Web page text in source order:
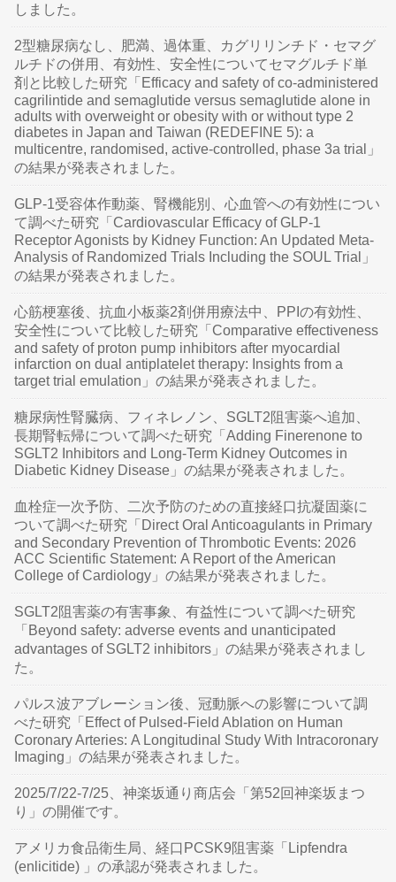
しました。
2型糖尿病なし、肥満、過体重、カグリリンチド・セマグ
ルチドの併用、有効性、安全性についてセマグルチド単
剤と比較した研究「Efficacy and safety of co-administered
cagrilintide and semaglutide versus semaglutide alone in
adults with overweight or obesity with or without type 2
diabetes in Japan and Taiwan (REDEFINE 5): a
multicentre, randomised, active-controlled, phase 3a trial」
の結果が発表されました。
GLP-1受容体作動薬、腎機能別、心血管への有効性につい
て調べた研究「Cardiovascular Efficacy of GLP-1
Receptor Agonists by Kidney Function: An Updated Meta-
Analysis of Randomized Trials Including the SOUL Trial」
の結果が発表されました。
心筋梗塞後、抗血小板薬2剤併用療法中、PPIの有効性、
安全性について比較した研究「Comparative effectiveness
and safety of proton pump inhibitors after myocardial
infarction on dual antiplatelet therapy: Insights from a
target trial emulation」の結果が発表されました。
糖尿病性腎臓病、フィネレノン、SGLT2阻害薬へ追加、
長期腎転帰について調べた研究「Adding Finerenone to
SGLT2 Inhibitors and Long-Term Kidney Outcomes in
Diabetic Kidney Disease」の結果が発表されました。
血栓症一次予防、二次予防のための直接経口抗凝固薬に
ついて調べた研究「Direct Oral Anticoagulants in Primary
and Secondary Prevention of Thrombotic Events: 2026
ACC Scientific Statement: A Report of the American
College of Cardiology」の結果が発表されました。
SGLT2阻害薬の有害事象、有益性について調べた研究
「Beyond safety: adverse events and unanticipated
advantages of SGLT2 inhibitors」の結果が発表されまし
た。
パルス波アブレーション後、冠動脈への影響について調
べた研究「Effect of Pulsed-Field Ablation on Human
Coronary Arteries: A Longitudinal Study With Intracoronary
Imaging」の結果が発表されました。
2025/7/22-7/25、神楽坂通り商店会「第52回神楽坂まつ
り」の開催です。
アメリカ食品衛生局、経口PCSK9阻害薬「Lipfendra
(enlicitide) 」の承認が発表されました。